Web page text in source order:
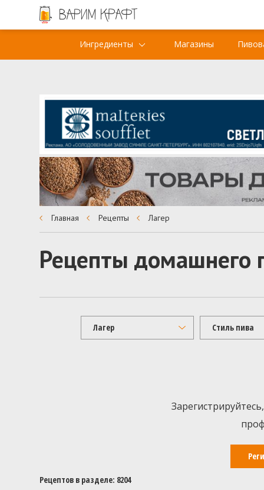
Ингредиенты Магазины
Главная Рецепты Лагер
Рецепты домашнего
Лагер Стиль пива
Рецептов в разделе: 8204